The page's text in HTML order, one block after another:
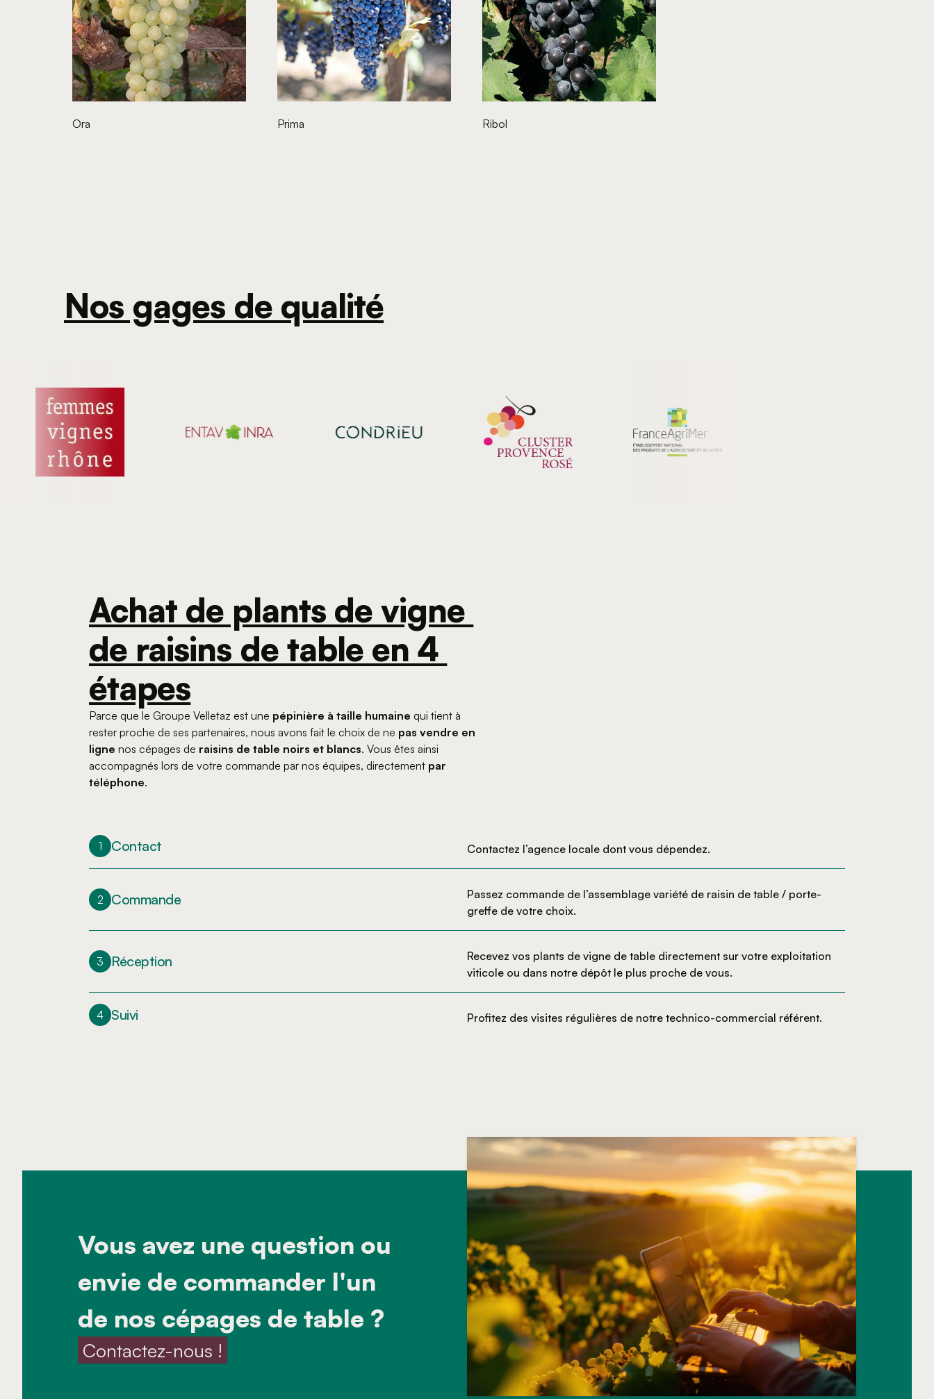
Ora Prima Ribol
Nos gages de qualité
Achat de plants de vigne
de raisins de table en 4
étapes
Parce que le Groupe Velletaz est une pépinière à taille humaine qui tient à
rester proche de ses partenaires, nous avons fait le choix de ne pas vendre en
ligne nos cépages de raisins de table noirs et blancs. Vous êtes ainsi
accompagnés lors de votre commande par nos équipes, directement par
téléphone.
1 Contact Contactez l’agence locale dont vous dépendez.
2 Commande
Passez commande de l’assemblage variété de raisin de table / porte-
greffe de votre choix.
3 Réception
Recevez vos plants de vigne de table directement sur votre exploitation
viticole ou dans notre dépôt le plus proche de vous.
4 Suivi Profitez des visites régulières de notre technico-commercial référent.
Vous avez une question ou
envie de commander l'un
de nos cépages de table ?
Contactez-nous !